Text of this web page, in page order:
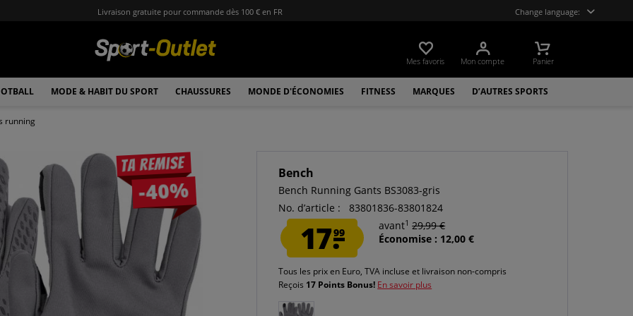
Livraison gratuite pour commande dès 100 € en FR Change language:
Mes favoris Mon compte Panier
MODE & HABIT DU SPORT CHAUSSURES MONDE D'ÉCONOMIES FITNESS MARQUES D’AUTRES SPORTS
running
Ta remise
-40%
Bench
Bench Running Gants BS3083-gris
No. d’article :
83801836-83801824
17.99
avant1 29,99 €
Économise : 12,00 €
Tous les prix en Euro, TVA incluse et livraison non-compris
Reçois 17 Points Bonus! En savoir plus